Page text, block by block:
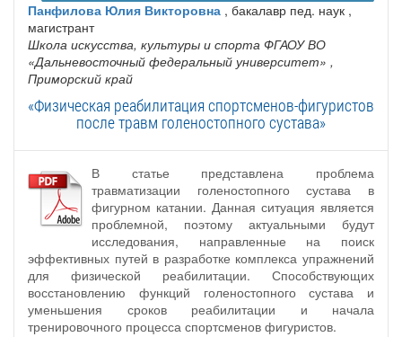
Панфилова Юлия Викторовна , бакалавр пед. наук ,
магистрант
Школа искусства, культуры и спорта ФГАОУ ВО
«Дальневосточный федеральный университет» ,
Приморский край
«Физическая реабилитация спортсменов-фигуристов
после травм голеностопного сустава»
В статье представлена проблема
травматизации голеностопного сустава в
фигурном катании. Данная ситуация является
проблемной, поэтому актуальными будут
исследования, направленные на поиск
эффективных путей в разработке комплекса упражнений
для физической реабилитации. Способствующих
восстановлению функций голеностопного сустава и
уменьшения сроков реабилитации и начала
тренировочного процесса спортсменов фигуристов.